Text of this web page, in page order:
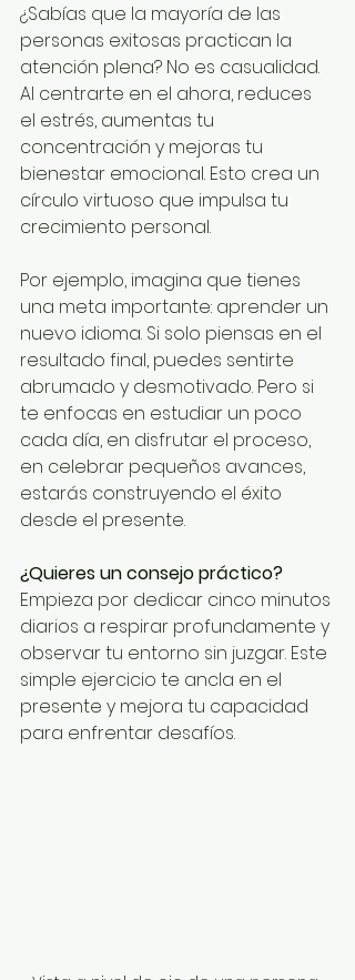
¿Sabías que la mayoría de las
personas exitosas practican la
atención plena? No es casualidad.
Al centrarte en el ahora, reduces
el estrés, aumentas tu
concentración y mejoras tu
bienestar emocional. Esto crea un
círculo virtuoso que impulsa tu
crecimiento personal.
Por ejemplo, imagina que tienes
una meta importante: aprender un
nuevo idioma. Si solo piensas en el
resultado final, puedes sentirte
abrumado y desmotivado. Pero si
te enfocas en estudiar un poco
cada día, en disfrutar el proceso,
en celebrar pequeños avances,
estarás construyendo el éxito
desde el presente.
¿Quieres un consejo práctico?
Empieza por dedicar cinco minutos
diarios a respirar profundamente y
observar tu entorno sin juzgar. Este
simple ejercicio te ancla en el
presente y mejora tu capacidad
para enfrentar desafíos.